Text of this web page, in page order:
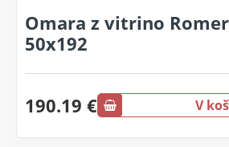
Omara z vitrino
50x192
190.19 € V